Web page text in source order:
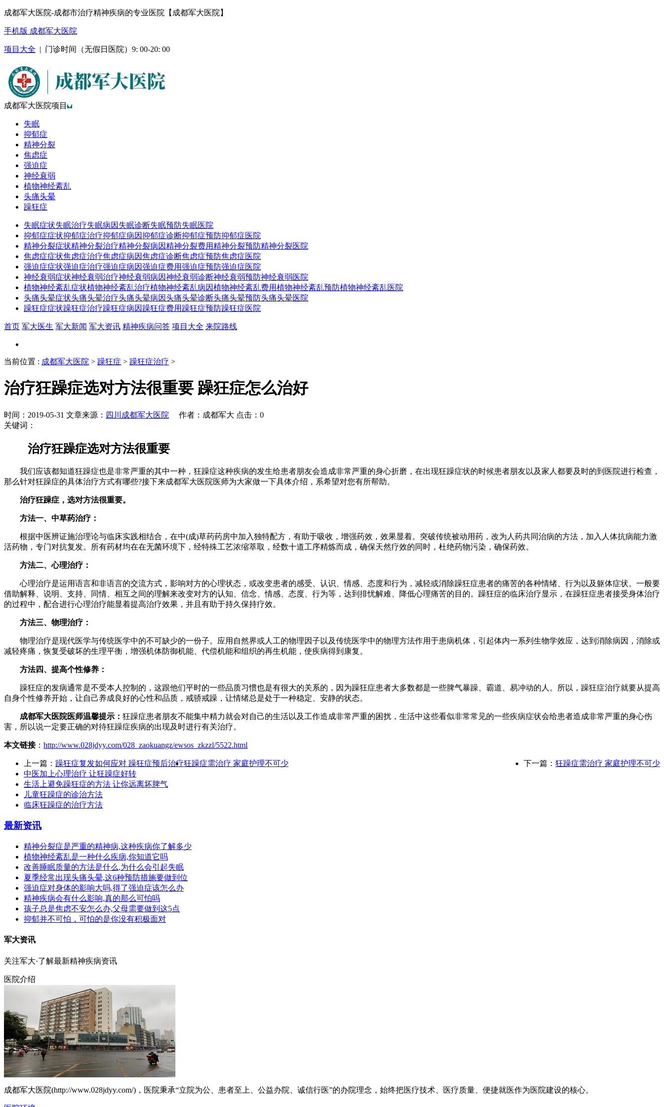
成都军大医院-成都市治疗精神疾病的专业医院【成都军大医院】
手机版 成都军大医院
项目大全 | 门诊时间（无假日医院）9: 00-20: 00
成都军大医院项目
失眠
抑郁症
精神分裂
焦虑症
强迫症
神经衰弱
植物神经紊乱
头痛头晕
躁狂症
失眠症状失眠治疗失眠病因 失眠诊断失眠预防失眠医院
抑郁症症状抑郁症治疗抑郁症病因抑郁症诊断抑郁症预防抑郁症医院
精神分裂症状精神分裂治疗精神分裂病因精神分裂费用精神分裂预防精神分裂医院
焦虑症症状焦虑症治疗焦虑症病因焦虑症诊断焦虑症预防焦虑症医院
强迫症症状强迫症治疗强迫症病因强迫症费用强迫症预防强迫症医院
神经衰弱症状神经衰弱治疗神经衰弱病因神经衰弱诊断神经衰弱预防神经衰弱医院
植物神经紊乱症状植物神经紊乱治疗植物神经紊乱病因植物神经紊乱费用植物神经紊乱预防植物神经紊乱医院
头痛头晕症状头痛头晕治疗头痛头晕病因头痛头晕诊断头痛头晕预防头痛头晕医院
躁狂症症状躁狂症治疗躁狂症病因 躁狂症费用 躁狂症预防躁狂症医院
首页 军大医生 军大新闻 军大资讯 精神疾病问答 项目大全 来院路线
当前位置 : 成都军大医院 > 躁狂症 > 躁狂症治疗 >
治疗狂躁症选对方法很重要 躁狂症怎么治好
时间：2019-05-31 文章来源： 四川成都军大医院 作者：成都军大 点击：0
关键词：
治疗狂躁症选对方法很重要
我们应该都知道狂躁症也是非常严重的其中一种，狂躁症这种疾病的发生给患者朋友会造成非常严重的身心折磨，在出现狂躁症状的时候患者朋友以及家人都要及时的到医院进行检查，
那么针对狂躁症的具体治疗方式有哪些?接下来成都军大医院医师为大家做一下具体介绍，系希望对您有所帮助。
治疗狂躁症，选对方法很重要。
方法一、中草药治疗：
根据中医辨证施治理论与临床实践相结合，在中(成)草药药房中加入独特配方，有助于吸收，增强药效，效果显着。突破传统被动用药，改为人药共同治病的方法，加入人体抗病能力激
活药物，专门对抗复发。所有药材均在在无菌环境下，经特殊工艺浓缩萃取，经数十道工序精炼而成，确保天然疗效的同时，杜绝药物污染，确保药效。
方法二、心理治疗：
心理治疗是运用语言和非语言的交流方式，影响对方的心理状态，或改变患者的感受、认识、情感、态度和行为，减轻或消除躁狂症患者的痛苦的各种情绪、行为以及躯体症状。一般要
借助解释、说明、支持、同情、相互之间的理解来改变对方的认知、信念、情感、态度、行为等，达到排忧解难、降低心理痛苦的目的。躁狂症的临床治疗显示，在躁狂症患者接受身体治疗
的过程中，配合进行心理治疗能显着提高治疗效果，并且有助于持久保持疗效。
方法三、物理治疗：
物理治疗是现代医学与传统医学中的不可缺少的一份子。应用自然界或人工的物理因子以及传统医学中的物理方法作用于患病机体，引起体内一系列生物学效应，达到消除病因，消除或
减轻疼痛，恢复受破坏的生理平衡，增强机体防御机能、代偿机能和组织的再生机能，使疾病得到康复。
方法四、提高个性修养：
躁狂症的发病通常是不受本人控制的，这跟他们平时的一些品质习惯也是有很大的关系的，因为躁狂症患者大多数都是一些脾气暴躁、霸道、易冲动的人。所以，躁狂症治疗就要从提高
自身个性修养开始，让自己养成良好的心性和品质，戒骄戒躁，让情绪总是处于一种稳定、安静的状态。
成都军大医院医师温馨提示： 狂躁症患者朋友不能集中精力就会对自己的生活以及工作造成非常严重的困扰，生活中这些看似非常常见的一些疾病症状会给患者造成非常严重的身心伤
害，所以说一定要正确的对待狂躁症疾病的出现及时进行有关治疗。
本文链接： http://www.028jdyy.com/028_zaokuangz/ewsos_zkzzl/5522.html
上一篇： 躁狂症复发如何应对 躁狂症预后治疗 下一篇： 狂躁症需治疗 家庭护理不可少
狂躁症需治疗 家庭护理不可少
中医加上心理治疗 让狂躁症好转
生活上避免躁狂症的方法 让你远离坏脾气
儿童狂躁症的诊治方法
临床狂躁症的治疗方法
最新资讯
精神分裂症是严重的精神病,这种疾病你了解多少
植物神经紊乱是一种什么疾病,你知道它吗
改善睡眠质量的方法是什么,为什么会引起失眠
夏季经常出现头痛头晕,这6种预防措施要做到位
强迫症对身体的影响大吗,得了强迫症该怎么办
精神疾病会有什么影响,真的那么可怕吗
孩子总是焦虑不安怎么办,父母需要做到这5点
抑郁并不可怕，可怕的是你没有积极面对
军大资讯
关注军大·了解最新精神疾病资讯
医院介绍
成都军大医院(http://www.028jdyy.com/)，医院秉承“立院为公、患者至上、公益办院、诚信行医”的办院理念，始终把医疗技术、医疗质量、便捷就医作为医院建设的核心。